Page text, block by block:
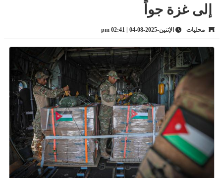
إلى غزة جواً
محليات الإثنين-2025-08-04 | 02:41 pm